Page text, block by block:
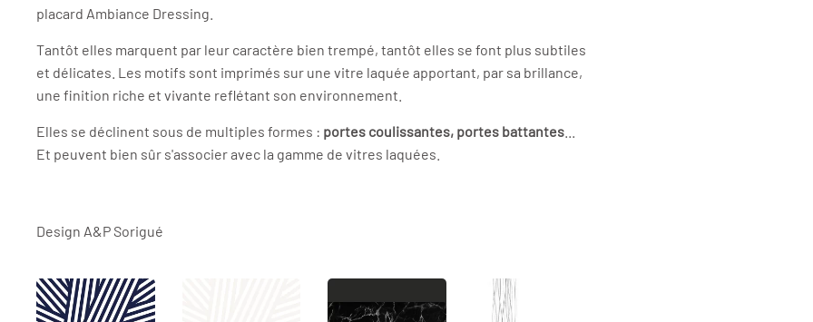
placard Ambiance Dressing.
Tantôt elles marquent par leur caractère bien trempé, tantôt elles se font plus subtiles
et délicates. Les motifs sont imprimés sur une vitre laquée apportant, par sa brillance,
une finition riche et vivante reflétant son environnement.
Elles se déclinent sous de multiples formes : portes coulissantes, portes battantes
Et peuvent bien sûr s'associer avec la gamme de vitres laquées.
Design A&P Sorigué